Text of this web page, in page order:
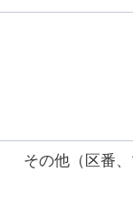
その他（区番